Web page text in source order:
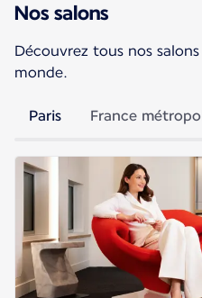
Nos salons
Découvrez tous nos
monde.
Paris France